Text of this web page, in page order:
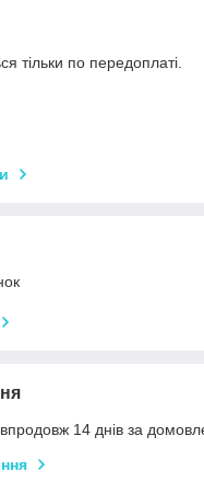
тільки по передоплаті.
14 днів за